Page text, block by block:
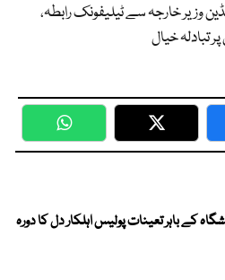
وزیر خارجہ سے ٹیلیفونک رابطہ،
تبادلہ خیال
WhatsApp Twitter
کے باہر تعینات پولیس اہلکار دل کا دورہ